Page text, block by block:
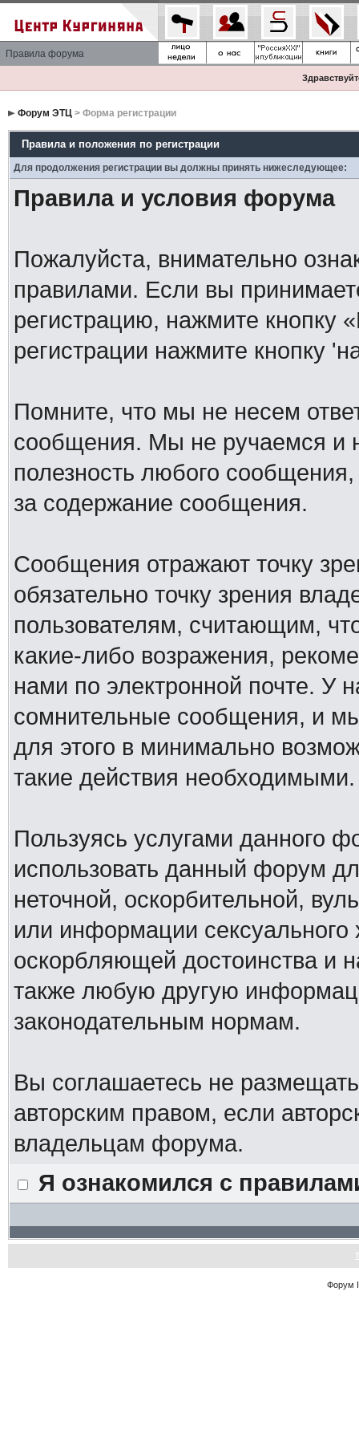
Правила форума
Форум ЭТЦ> Форма регистрации
Правила и положения по регистрации
Для продолжения регистрации вы должны принять нижеследующее:
Правила и условия форума
Пожалуйста, внимательно
правилами. Если вы
регистрацию, нажмите кнопку
регистрации нажмите кнопку
Помните, что мы не несем
сообщения. Мы не ручаемся и
полезность любого
за содержание сообщения.
Сообщения отражают точку
обязательно точку зрения
пользователям, считающим,
какие-либо возражения,
нами по электронной почте. У
сомнительные сообщения, и
для этого в минимально
такие действия необходимыми.
Пользуясь услугами данного
использовать данный форум
неточной, оскорбительной,
или информации
оскорбляющей достоинства и
также любую другую
законодательным нормам.
Вы соглашаетесь не
авторским правом, если
владельцам форума.
Я ознакомился с
Форум